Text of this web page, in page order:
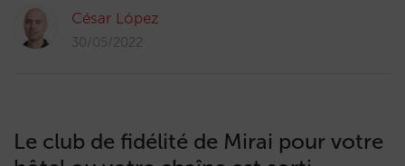
César López
30/05/2022
Le club de fidélité de Mirai pour votre